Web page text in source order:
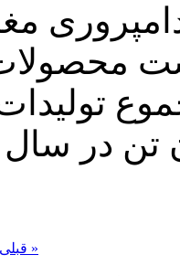
تن در سال
قبلی »